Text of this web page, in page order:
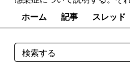
ホーム
記事 スレッド